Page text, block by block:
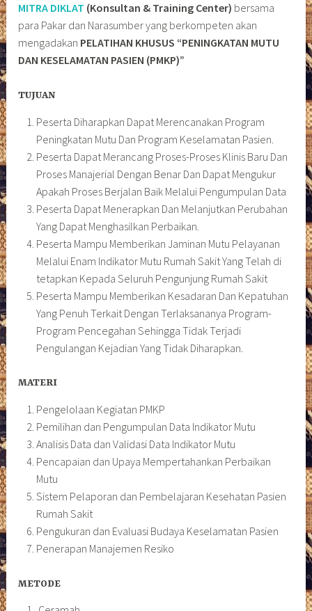
MITRA DIKLAT (Konsultan & Training Center) bersama
para Pakar dan Narasumber yang berkompeten akan
mengadakan PELATIHAN KHUSUS “PENINGKATAN MUTU
DAN KESELAMATAN PASIEN (PMKP)”
TUJUAN
Peserta Diharapkan Dapat Merencanakan Program
Peningkatan Mutu Dan Program Keselamatan Pasien.
Peserta Dapat Merancang Proses-Proses Klinis Baru Dan
Proses Manajerial Dengan Benar Dan Dapat Mengukur
Apakah Proses Berjalan Baik Melalui Pengumpulan Data
Peserta Dapat Menerapkan Dan Melanjutkan Perubahan
Yang Dapat Menghasilkan Perbaikan.
Peserta Mampu Memberikan Jaminan Mutu Pelayanan
Melalui Enam Indikator Mutu Rumah Sakit Yang Telah di
tetapkan Kepada Seluruh Pengunjung Rumah Sakit
Peserta Mampu Memberikan Kesadaran Dan Kepatuhan
Yang Penuh Terkait Dengan Terlaksananya Program-
Program Pencegahan Sehingga Tidak Terjadi
Pengulangan Kejadian Yang Tidak Diharapkan.
MATERI
Pengelolaan Kegiatan PMKP
Pemilihan dan Pengumpulan Data Indikator Mutu
Analisis Data dan Validasi Data Indikator Mutu
Pencapaian dan Upaya Mempertahankan Perbaikan
Mutu
Sistem Pelaporan dan Pembelajaran Kesehatan Pasien
Rumah Sakit
Pengukuran dan Evaluasi Budaya Keselamatan Pasien
Penerapan Manajemen Resiko
METODE